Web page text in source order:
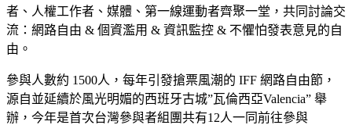
者、人權工作者、媒體、第一線運動者齊聚一堂，共同討論交
流：網路自由 & 個資濫用 & 資訊監控 & 不懼怕發表意見的自
由。
參與人數約 1500人，每年引發搶票風潮的 IFF 網路自由節，
源自並延續於風光明媚的西班牙古城”瓦倫西亞Valencia” 舉
辦，今年是首次台灣參與者組團共有12人一同前往參與